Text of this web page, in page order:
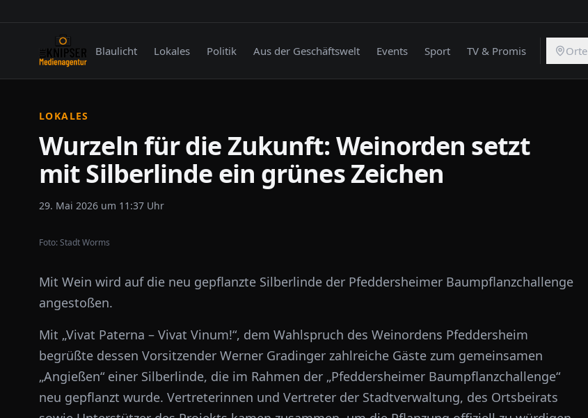
Blaulicht Lokales Politik Aus der Geschäftswelt Events Sport TV & Promis Orte
LOKALES
Wurzeln für die Zukunft: Weinorden setzt
mit Silberlinde ein grünes Zeichen
29. Mai 2026 um 11:37 Uhr
Foto:Stadt Worms
Mit Wein wird auf die neu gepflanzte Silberlinde der Pfeddersheimer Baumpflanzchallenge
angestoßen.
Mit „Vivat Paterna – Vivat Vinum!“, dem Wahlspruch des Weinordens Pfeddersheim
begrüßte dessen Vorsitzender Werner Gradinger zahlreiche Gäste zum gemeinsamen
„Angießen“ einer Silberlinde, die im Rahmen der „Pfeddersheimer Baumpflanzchallenge“
neu gepflanzt wurde. Vertreterinnen und Vertreter der Stadtverwaltung, des Ortsbeirats